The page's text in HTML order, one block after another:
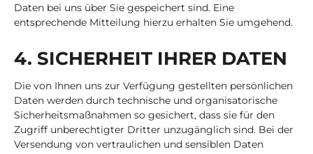
Daten bei uns über Sie gespeichert sind. Eine
entsprechende Mitteilung hierzu erhalten Sie umgehend.
4. SI­CHER­HEIT IHRER DATEN
Die von Ihnen uns zur Verfügung gestellten persönlichen
Daten werden durch technische und organisatorische
Sicherheitsmaßnahmen so gesichert, dass sie für den
Zugriff unberechtigter Dritter unzugänglich sind. Bei der
Versendung von vertraulichen und sensiblen Daten